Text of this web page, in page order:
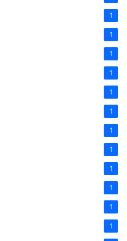
1
1
1
1
1
1
1
1
1
1
1
1